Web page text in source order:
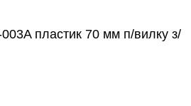
пластик 70 мм п/вилку з/